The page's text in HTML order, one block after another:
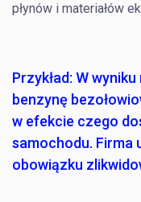
płynów i materiałów
Przykład: W wyniku
benzynę
w efekcie czego
samochodu. Firma
obowiązku